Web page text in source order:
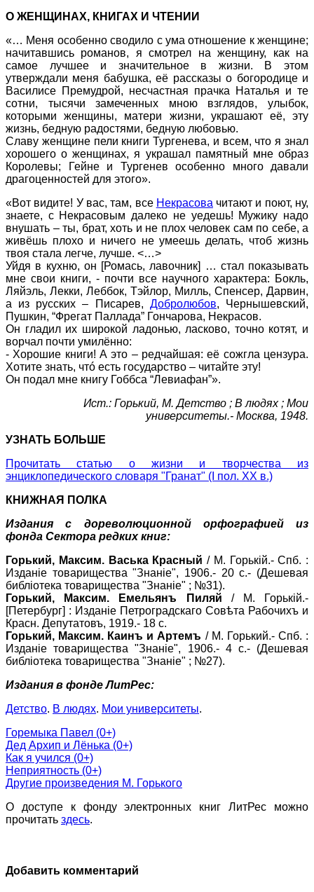
О ЖЕНЩИНАХ, КНИГАХ И ЧТЕНИИ
«… Меня особенно сводило с ума отношение к женщине;
начитавшись романов, я смотрел на женщину, как на
самое лучшее и значительное в жизни. В этом
утверждали меня бабушка, её рассказы о богородице и
Василисе Премудрой, несчастная прачка Наталья и те
сотни, тысячи замеченных мною взглядов, улыбок,
которыми женщины, матери жизни, украшают её, эту
жизнь, бедную радостями, бедную любовью.
Славу женщине пели книги Тургенева, и всем, что я знал
хорошего о женщинах, я украшал памятный мне образ
Королевы; Гейне и Тургенев особенно много давали
драгоценностей для этого».
«Вот видите! У вас, там, все Некрасова читают и поют, ну,
знаете, с Некрасовым далеко не уедешь! Мужику надо
внушать – ты, брат, хоть и не плох человек сам по себе, а
живёшь плохо и ничего не умеешь делать, чтоб жизнь
твоя стала легче, лучше. <…>
Уйдя в кухню, он [Ромась, лавочник] … стал показывать
мне свои книги, - почти все научного характера: Бокль,
Ляйэль, Лекки, Леббок, Тэйлор, Милль, Спенсер, Дарвин,
а из русских – Писарев, Добролюбов, Чернышевский,
Пушкин, “Фрегат Паллада” Гончарова, Некрасов.
Он гладил их широкой ладонью, ласково, точно котят, и
ворчал почти умилённо:
- Хорошие книги! А это – редчайшая: её сожгла цензура.
Хотите знать, чтó есть государство – читайте эту!
Он подал мне книгу Гоббса “Левиафан”».
Ист.: Горький, М. Детство ; В людях ; Мои
университеты.- Москва, 1948.
УЗНАТЬ БОЛЬШЕ
Прочитать статью о жизни и творчества из
энциклопедического словаря "Гранат" (I пол. XX в.)
КНИЖНАЯ ПОЛКА
Издания с дореволюционной орфографией из
фонда Сектора редких книг:
Горький, Максим. Васька Красный / М. Горькiй.- Спб. :
Изданiе товарищества "Знанiе", 1906.- 20 с.- (Дешевая
библiотека товарищества "Знанiе" ; №31).
Горький, Максим. Емельянъ Пиляй / М. Горькiй.-
[Петербург] : Изданiе Петроградскаго Совѣта Рабочихъ и
Красн. Депутатовъ, 1919.- 18 с.
Горький, Максим. Каинъ и Артемъ / М. Горький.- Спб. :
Изданiе товарищества "Знанiе", 1906.- 4 с.- (Дешевая
библiотека товарищества "Знанiе" ; №27).
Издания в фонде ЛитРес:
Детство. В людях. Мои университеты.
Горемыка Павел (0+)
Дед Архип и Лёнька (0+)
Как я учился (0+)
Неприятность (0+)
Другие произведения М. Горького
О доступе к фонду электронных книг ЛитРес можно
прочитать здесь.
Добавить комментарий